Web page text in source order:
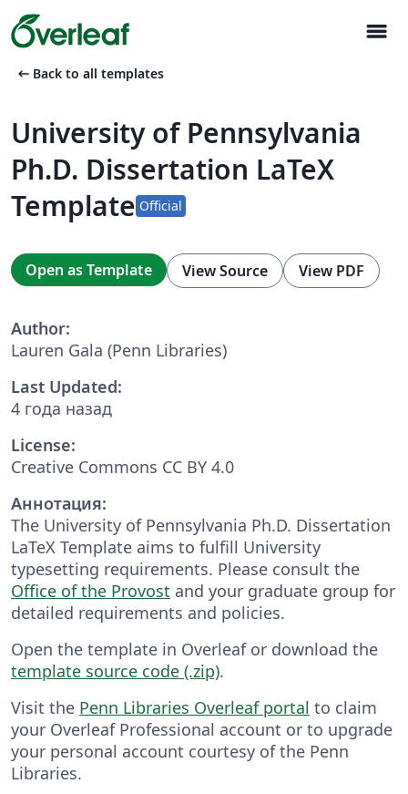
menu
arrow_left_alt Back to all templates
University of Pennsylvania
Ph.D. Dissertation LaTeX
Template Official
Open as Template View Source View PDF
Author:
Lauren Gala (Penn Libraries)
Last Updated:
4 года назад
License:
Creative Commons CC BY 4.0
Аннотация:
The University of Pennsylvania Ph.D. Dissertation
LaTeX Template aims to fulfill University
typesetting requirements. Please consult the
Office of the Provost and your graduate group for
detailed requirements and policies.
Open the template in Overleaf or download the
template source code (.zip).
Visit the Penn Libraries Overleaf portal to claim
your Overleaf Professional account or to upgrade
your personal account courtesy of the Penn
Libraries.